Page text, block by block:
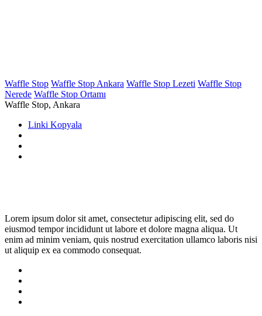
Waffle Stop Waffle Stop Ankara Waffle Stop Lezeti Waffle Stop
Nerede Waffle Stop Ortamı
Waffle Stop, Ankara
Linki Kopyala
Lorem ipsum dolor sit amet, consectetur adipiscing elit, sed do
eiusmod tempor incididunt ut labore et dolore magna aliqua. Ut
enim ad minim veniam, quis nostrud exercitation ullamco laboris nisi
ut aliquip ex ea commodo consequat.